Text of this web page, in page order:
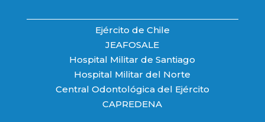
Ejército de Chile
JEAFOSALE
Hospital Militar de Santiago
Hospital Militar del Norte
Central Odontológica del Ejército
CAPREDENA